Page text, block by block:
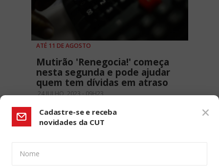
ATÉ 11 DE AGOSTO
Mutirão 'Renegocia!' começa
nesta segunda e pode ajudar
quem tem dívidas em atraso
24 JULHO, 2023 - 09H23
Cadastre-se e receba
novidades da CUT
Nome